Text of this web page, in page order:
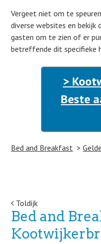
Vergeet niet om te
diverse websites en bekijk
gasten om te zien of er
betreffende dit specifieke
>
Beste
Bed and Breakfast
Post
Toldijk
Bed and